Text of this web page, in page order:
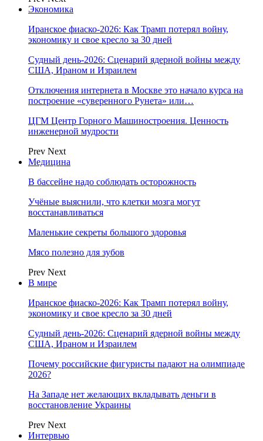
Экономика
Иранское фиаско-2026: Как Трамп потерял войну,
экономику и свое кресло за 30 дней
Судный день-2026: Сценарий ядерной войны между
США, Ираном и Израилем
Отключения интернета в Москве это начало курса на
построение «суверенного Рунета» или…
ЦГМ Центр Горного Машиностроения. Ценность
инженерной мудрости
Prev Next
Медицина
В бассейне надо соблюдать осторожность
Учёные выяснили, что клетки мозга могут
восстанавливаться
Маленькие секреты большого здоровья
Мясо полезно для зубов
Prev Next
В мире
Иранское фиаско-2026: Как Трамп потерял войну,
экономику и свое кресло за 30 дней
Судный день-2026: Сценарий ядерной войны между
США, Ираном и Израилем
Почему российские фигуристы падают на олимпиаде
2026?
На Западе нет желающих вкладывать деньги в
восстановление Украины
Prev Next
Интервью